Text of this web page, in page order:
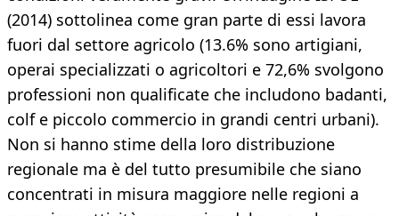
(2014) sottolinea come gran parte di essi lavora
fuori dal settore agricolo (13.6% sono artigiani,
operai specializzati o agricoltori e 72,6% svolgono
professioni non qualificate che includono badanti,
colf e piccolo commercio in grandi centri urbani).
Non si hanno stime della loro distribuzione
regionale ma è del tutto presumibile che siano
concentrati in misura maggiore nelle regioni a